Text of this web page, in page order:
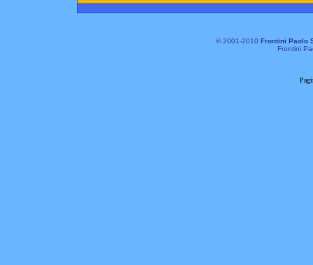
© 2001-2010 Frontini Paolo
Frontini